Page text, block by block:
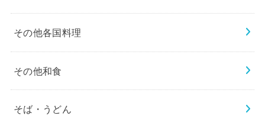
その他各国料理
その他和食
そば・うどん